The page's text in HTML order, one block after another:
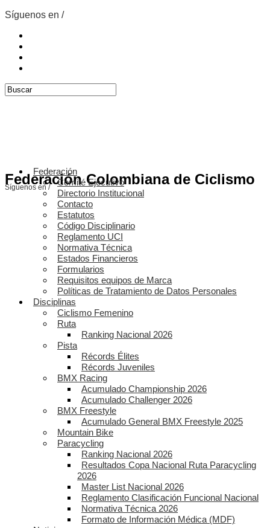
Síguenos en /
Federación Colombiana de Ciclismo
Síguenos en /
Federación
Comité Ejecutivo
Directorio Institucional
Contacto
Estatutos
Código Disciplinario
Reglamento UCI
Normativa Técnica
Estados Financieros
Formularios
Requisitos equipos de Marca
Políticas de Tratamiento de Datos Personales
Disciplinas
Ciclismo Femenino
Ruta
Ranking Nacional 2026
Pista
Récords Élites
Récords Juveniles
BMX Racing
Acumulado Championship 2026
Acumulado Challenger 2026
BMX Freestyle
Acumulado General BMX Freestyle 2025
Mountain Bike
Paracycling
Ranking Nacional 2026
Resultados Copa Nacional Ruta Paracycling
2026
Master List Nacional 2026
Reglamento Clasificación Funcional Nacional
Normativa Técnica 2026
Formato de Información Médica (MDF)